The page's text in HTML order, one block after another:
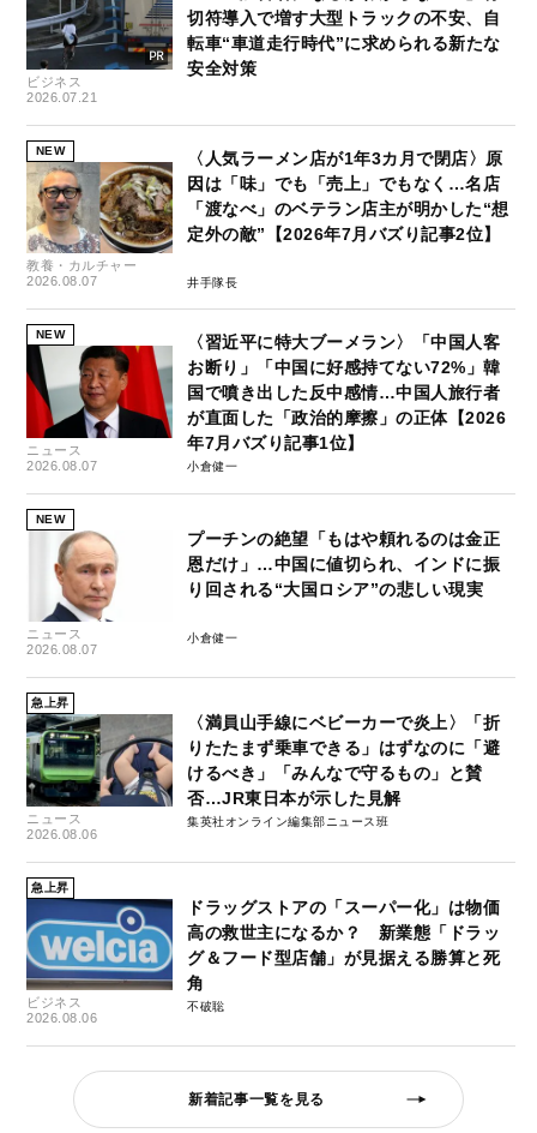
ビジネス
2026.07.21
切符導入で増す大型トラックの不安、自
転車“車道走行時代”に求められる新たな
安全対策
NEW
教養・カルチャー
2026.08.07
〈人気ラーメン店が1年3カ月で閉店〉原
因は「味」でも「売上」でもなく…名店
「渡なべ」のベテラン店主が明かした“想
定外の敵”【2026年7月バズり記事2位】
井手隊長
NEW
ニュース
2026.08.07
〈習近平に特大ブーメラン〉「中国人客
お断り」「中国に好感持てない72%」韓
国で噴き出した反中感情…中国人旅行者
が直面した「政治的摩擦」の正体【2026
年7月バズり記事1位】
小倉健一
NEW
ニュース
2026.08.07
プーチンの絶望「もはや頼れるのは金正
恩だけ」…中国に値切られ、インドに振
り回される“大国ロシア”の悲しい現実
小倉健一
急上昇
ニュース
2026.08.06
〈満員山手線にベビーカーで炎上〉「折
りたたまず乗車できる」はずなのに「避
けるべき」「みんなで守るもの」と賛
否…JR東日本が示した見解
集英社オンライン編集部ニュース班
急上昇
ビジネス
2026.08.06
ドラッグストアの「スーパー化」は物価
高の救世主になるか？ 新業態「ドラッ
グ＆フード型店舗」が見据える勝算と死
角
不破聡
新着記事一覧を見る